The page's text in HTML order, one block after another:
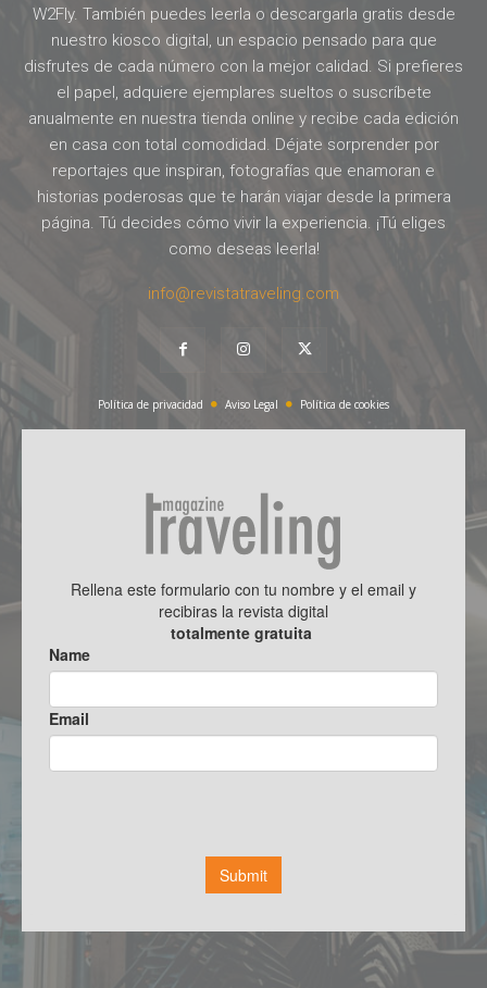
W2Fly. También puedes leerla o descargarla gratis desde
nuestro kiosco digital, un espacio pensado para que
disfrutes de cada número con la mejor calidad. Si prefieres
el papel, adquiere ejemplares sueltos o suscríbete
anualmente en nuestra tienda online y recibe cada edición
en casa con total comodidad. Déjate sorprender por
reportajes que inspiran, fotografías que enamoran e
historias poderosas que te harán viajar desde la primera
página. Tú decides cómo vivir la experiencia. ¡Tú eliges
como deseas leerla!
info@revistatraveling.com
Política de privacidad Aviso Legal Política de cookies